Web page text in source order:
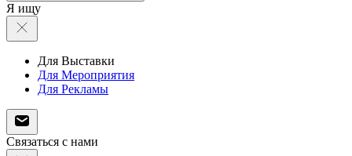
Я ищу
Для Выставки
Для Мероприятия
Для Рекламы
Связаться с нами